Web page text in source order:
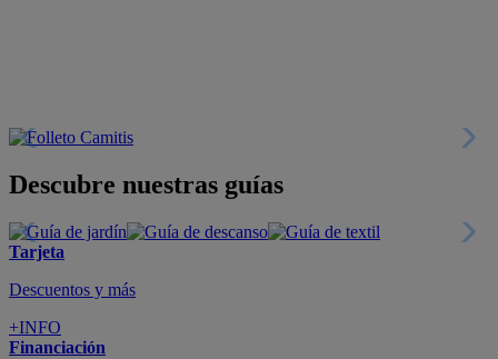
Descubre nuestras guías
Tarjeta
Descuentos y más
+INFO
Financiación